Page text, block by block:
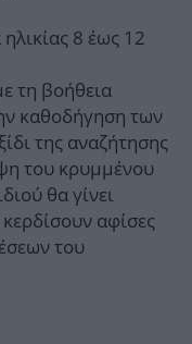
8 έως 12
τη βοήθεια
καθοδήγηση των
της αναζήτησης
του κρυμμένου
θα γίνει
αφίσες
του